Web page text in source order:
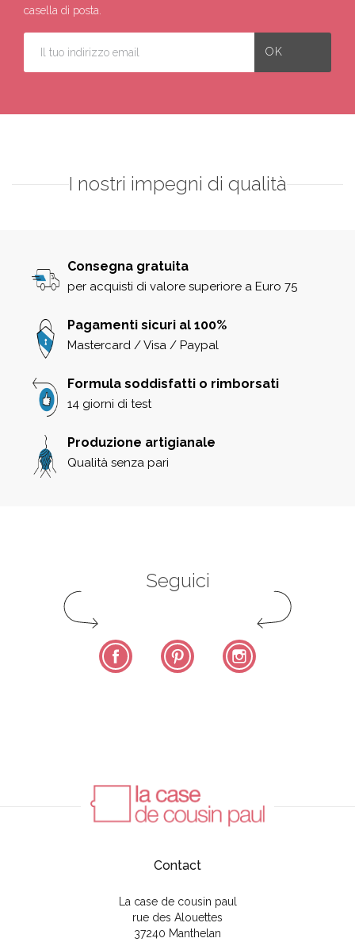
casella di posta.
I nostri impegni di qualità
Consegna gratuita
per acquisti di valore superiore a Euro 75
Pagamenti sicuri al 100%
Mastercard / Visa / Paypal
Formula soddisfatti o rimborsati
14 giorni di test
Produzione artigianale
Qualità senza pari
Seguici
Facebook Pinterest
Contact
La case de cousin paul
rue des Alouettes
37240 Manthelan